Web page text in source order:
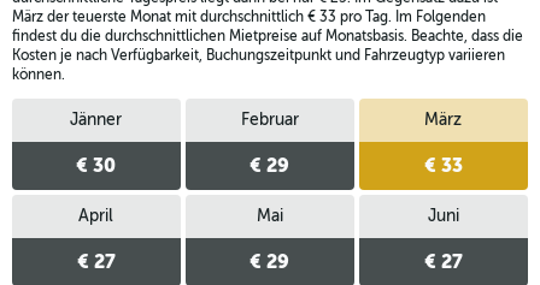
März der teuerste Monat mit durchschnittlich € 33 pro Tag. Im Folgenden
findest du die durchschnittlichen Mietpreise auf Monatsbasis. Beachte, dass die
Kosten je nach Verfügbarkeit, Buchungszeitpunkt und Fahrzeugtyp variieren
können.
Jänner
€ 30
Februar
€ 29
März
€ 33
April
€ 27
Mai
€ 29
Juni
€ 27